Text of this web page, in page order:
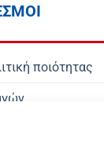
ποιότητας